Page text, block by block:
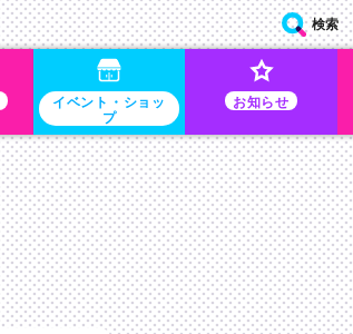
イベント・ショッ
プ
お知らせ
検索